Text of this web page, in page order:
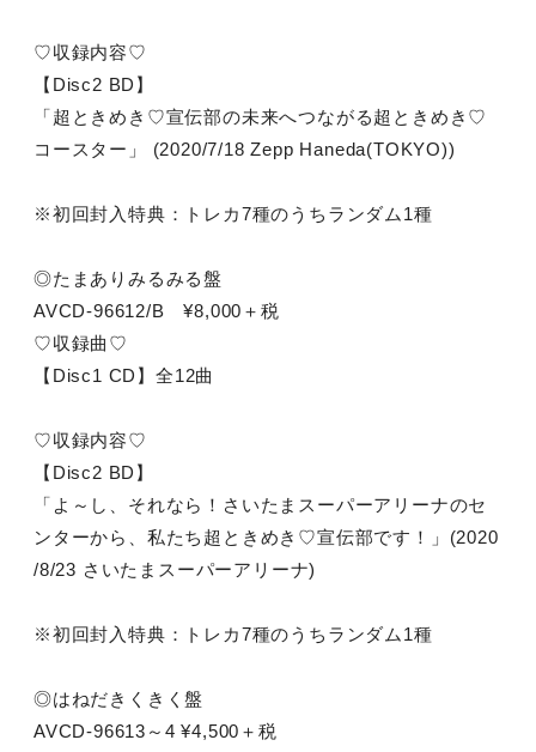
♡収録内容♡
【Disc2 BD】
「超ときめき♡宣伝部の未来へつながる超ときめき♡
コースター」 (2020/7/18 Zepp Haneda(TOKYO))
※初回封入特典：トレカ7種のうちランダム1種
◎たまありみるみる盤
AVCD-96612/B ¥8,000＋税
♡収録曲♡
【Disc1 CD】全12曲
♡収録内容♡
【Disc2 BD】
「よ～し、それなら！さいたまスーパーアリーナのセ
ンターから、私たち超ときめき♡宣伝部です！」(2020
/8/23 さいたまスーパーアリーナ)
※初回封入特典：トレカ7種のうちランダム1種
◎はねだきくきく盤
AVCD-96613～4 ¥4,500＋税